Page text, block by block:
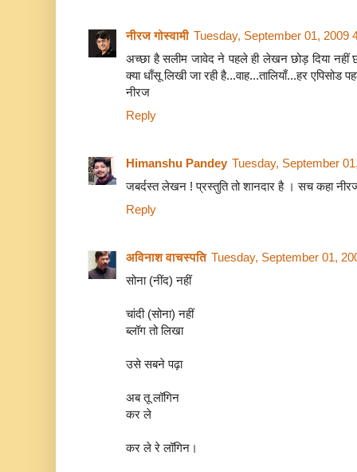
नीरज गोस्वामी Tuesday, September 01, 2009
अच्छा है सलीम जावेद ने पहले ही लेखन छोड़ दिया नहीं
क्या धाँसू लिखी जा रही है...वाह...तालियाँ...हर एपिसोड
नीरज
Reply
Himanshu Pandey Tuesday, September
जबर्दस्त लेखन ! प्रस्तुति तो शानदार है । सच कहा
Reply
अविनाश वाचस्पति Tuesday, September 01,
सोना (नींद) नहीं
चांदी (सोना) नहीं
ब्‍लॉग तो लिखा
उसे सबने पढ़ा
अब तू लॉगिन
कर ले
कर ले रे लॉगिन।